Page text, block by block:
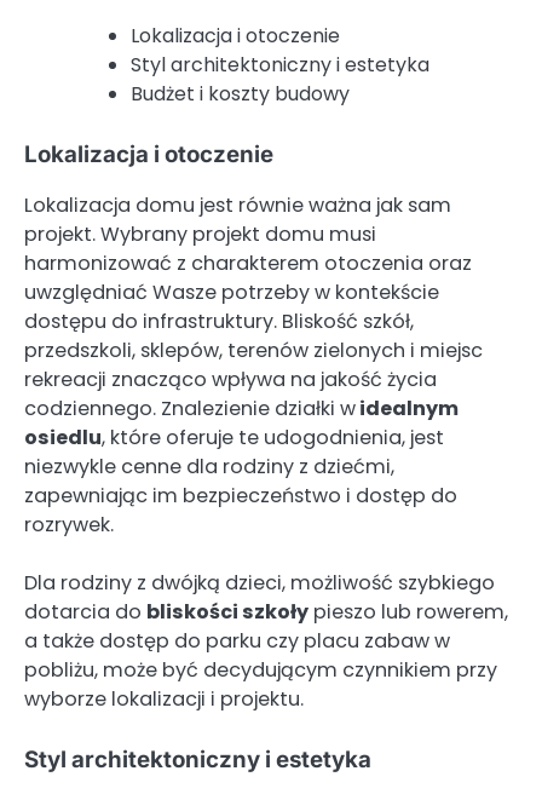
Lokalizacja i otoczenie
Styl architektoniczny i estetyka
Budżet i koszty budowy
Lokalizacja i otoczenie
Lokalizacja domu jest równie ważna jak sam
projekt. Wybrany projekt domu musi
harmonizować z charakterem otoczenia oraz
uwzględniać Wasze potrzeby w kontekście
dostępu do infrastruktury. Bliskość szkół,
przedszkoli, sklepów, terenów zielonych i miejsc
rekreacji znacząco wpływa na jakość życia
codziennego. Znalezienie działki widealnym
osiedlu, które oferuje te udogodnienia, jest
niezwykle cenne dla rodziny z dziećmi,
zapewniając im bezpieczeństwo i dostęp do
rozrywek.
Dla rodziny z dwójką dzieci, możliwość szybkiego
dotarcia do bliskości szkoły pieszo lub rowerem,
a także dostęp do parku czy placu zabaw w
pobliżu, może być decydującym czynnikiem przy
wyborze lokalizacji i projektu.
Styl architektoniczny i estetyka